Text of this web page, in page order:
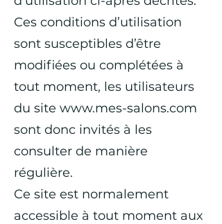
Ces conditions d’utilisation
sont susceptibles d’être
modifiées ou complétées à
tout moment, les utilisateurs
du site www.mes-salons.com
sont donc invités à les
consulter de manière
régulière.
Ce site est normalement
accessible à tout moment aux